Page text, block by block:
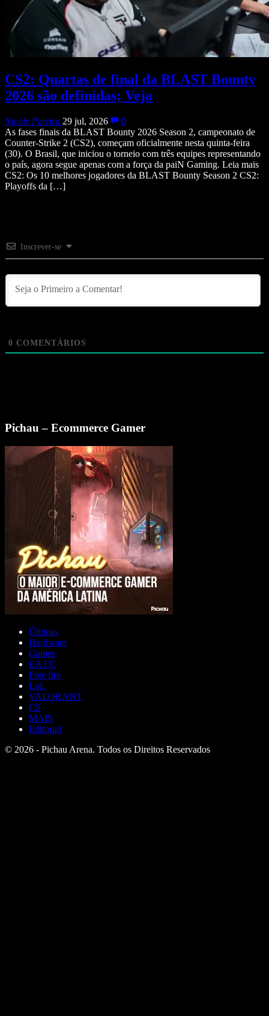
CS2: Quartas de final da BLAST Bounty
2026 são definidas; Veja
Nicole Pereira 29 jul, 2026
0
As fases finais da BLAST Bounty 2026 Season 2, campeonato de
Counter-Strike 2 (CS2), começam oficialmente nesta quinta-feira
(30). O Brasil, que iniciou o torneio com três equipes representando
o país, agora segue apenas com a força da paiN Gaming. Leia mais
CS2: Os 10 melhores jogadores da BLAST Bounty Season 2 CS2:
Playoffs da […]
Inscrever-se
0 COMENTÁRIOS
Pichau – Ecommerce Gamer
Últimas
Hardware
Games
EA FC
Free fire
LoL
VALORANT
CS
MAIS
Editorial
© 2026 - Pichau Arena. Todos os Direitos Reservados